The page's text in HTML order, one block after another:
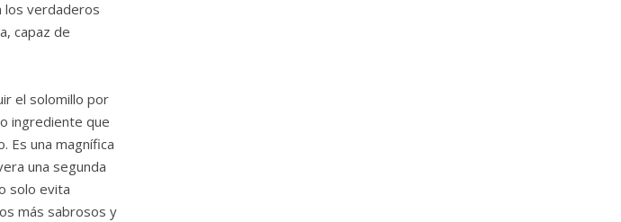
los verdaderos
capaz de
el solomillo por
ingrediente que
Es una magnífica
una segunda
solo evita
más sabrosos y